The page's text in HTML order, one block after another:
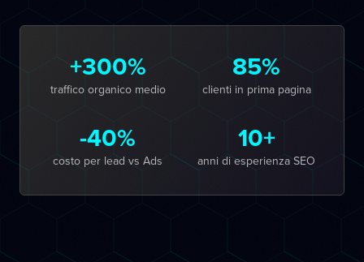
+300%
traffico organico medio
85%
clienti in prima pagina
-40%
costo per lead vs Ads
10+
anni di esperienza SEO